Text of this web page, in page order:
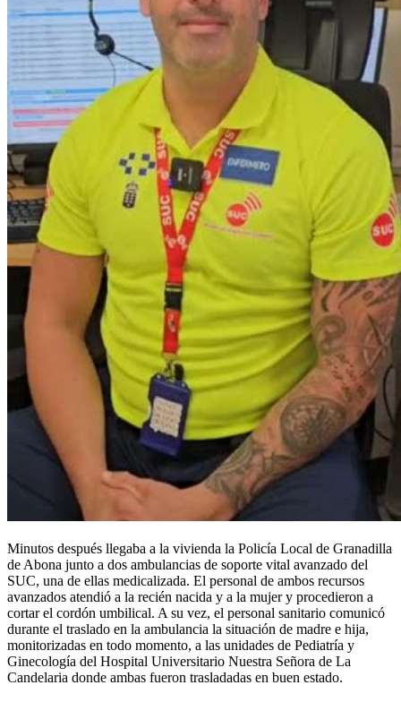
Minutos después llegaba a la vivienda la Policía Local de Granadilla
de Abona junto a dos ambulancias de soporte vital avanzado del
SUC, una de ellas medicalizada. El personal de ambos recursos
avanzados atendió a la recién nacida y a la mujer y procedieron a
cortar el cordón umbilical. A su vez, el personal sanitario comunicó
durante el traslado en la ambulancia la situación de madre e hija,
monitorizadas en todo momento, a las unidades de Pediatría y
Ginecología del Hospital Universitario Nuestra Señora de La
Candelaria donde ambas fueron trasladadas en buen estado.